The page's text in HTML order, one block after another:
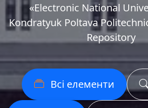
«Еlectronic National
Kondratyuk Poltava
Repository
Всі елементи